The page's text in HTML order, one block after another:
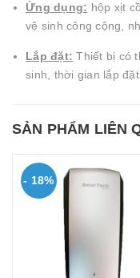
Ứng dụng: hộp xịt
vệ sinh công cộng,
Lắp đặt: Thiết bị có
sinh, thời gian lắp đặt
SẢN PHẨM LIÊN
- 18%